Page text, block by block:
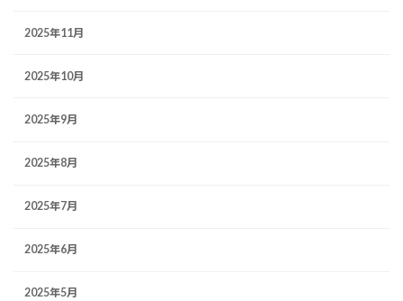
2025年11月
2025年10月
2025年9月
2025年8月
2025年7月
2025年6月
2025年5月